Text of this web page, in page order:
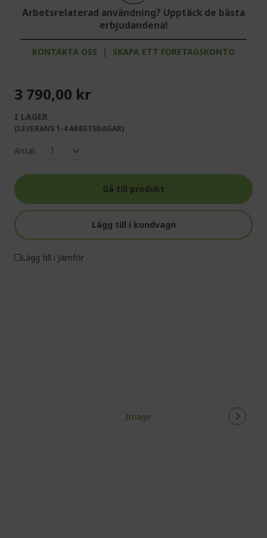
Arbetsrelaterad användning? Upptäck de bästa
erbjudandena!
KONTAKTA OSS | SKAPA ETT FÖRETAGSKONTO
3 790,00 kr
I LAGER
(LEVERANS 1-4 ARBETSDAGAR)
Antal:
Gå till produkt
Lägg till i kundvagn
Lägg till i Jämför